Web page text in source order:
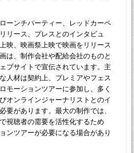
ーンチパーティー、レッドカーペ
リース、プレスとのインタビュ
映、映画祭上映で映画をリリース
は、制作会社や配給会社のものと
ブサイトで宣伝されています。主
人材は契約上、プレミアやフェス
モーションツアーに参加し、多く
オンラインジャーナリストとのイ
要があります。最大の制作では、
視聴者の需要を活性化するため
ンツアーが必要になる場合があり